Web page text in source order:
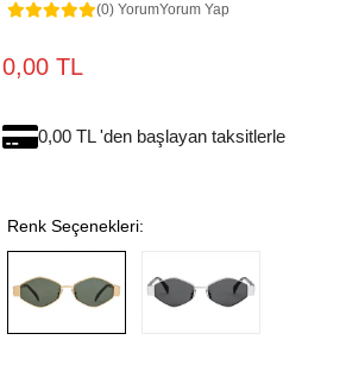
(0) YorumYorum Yap
0,00 TL
0,00 TL 'den başlayan taksitlerle
Renk Seçenekleri: